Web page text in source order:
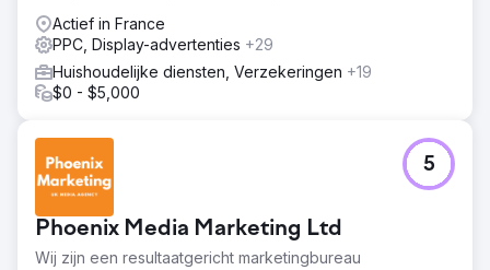
Actief in France
PPC, Display-advertenties +29
Huishoudelijke diensten, Verzekeringen +19
$0 - $5,000
Phoenix Media Marketing Ltd
Wij zijn een resultaatgericht marketingbureau
5